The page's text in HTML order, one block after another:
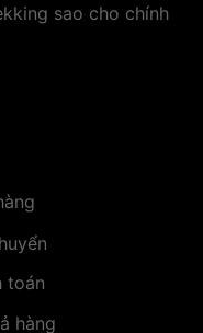
sao cho chính
toán
hàng